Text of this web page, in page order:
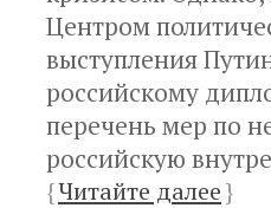
Центром
выступления
российскому
перечень мер по
российскую
{Читайте далее}